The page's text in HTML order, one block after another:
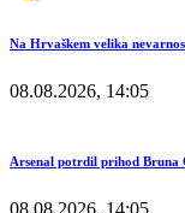
Na Hrvaškem velika
08.08.2026, 14:05
Arsenal potrdil prihod Bruna